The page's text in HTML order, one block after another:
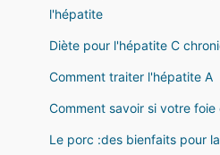
l'hépatite
Diète pour l'hépatite C
Comment traiter l'hépatite A
Comment savoir si votre
Le porc :des bienfaits pour